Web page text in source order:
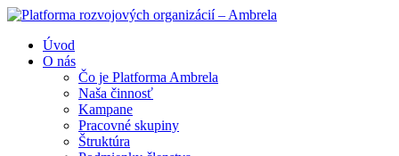
Úvod
O nás
Čo je Platforma Ambrela
Naša činnosť
Kampane
Pracovné skupiny
Štruktúra